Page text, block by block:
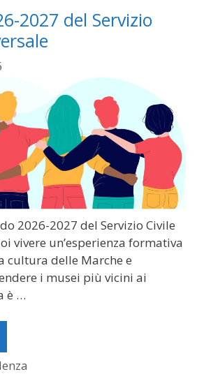
2027 del Servizio
2026-2027 del Servizio Civile
vivere un’esperienza formativa
cultura delle Marche e
i musei più vicini ai
è …